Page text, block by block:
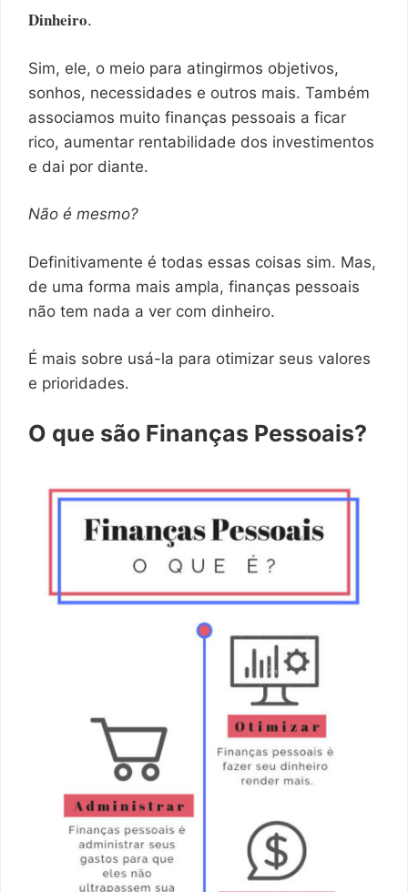
Dinheiro.
Sim, ele, o meio para atingirmos objetivos,
sonhos, necessidades e outros mais. Também
associamos muito finanças pessoais a ficar
rico, aumentar rentabilidade dos investimentos
e dai por diante.
Não é mesmo?
Definitivamente é todas essas coisas sim. Mas,
de uma forma mais ampla, finanças pessoais
não tem nada a ver com dinheiro.
É mais sobre usá-la para otimizar seus valores
e prioridades.
O que são Finanças Pessoais?